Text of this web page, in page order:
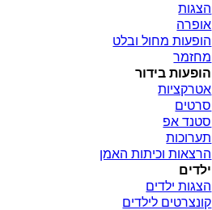
הצגות
אופרה
הופעות מחול ובלט
מחזמר
הופעות בידור
אטרקציות
סרטים
סטנד אפ
תערוכות
הרצאות וכיתות האמן
ילדים
הצגות ילדים
קונצרטים לילדים